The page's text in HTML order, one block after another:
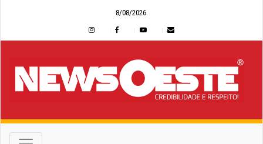
8/08/2026